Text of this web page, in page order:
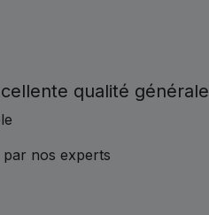
qualité générale
nos experts